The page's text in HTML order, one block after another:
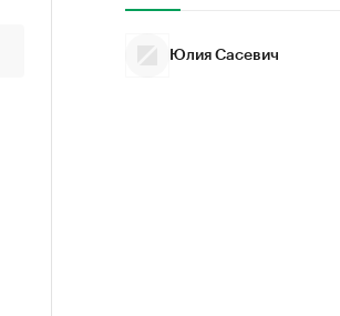
Юлия Сасевич